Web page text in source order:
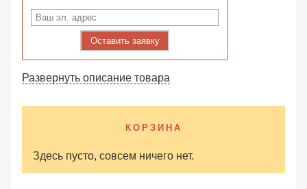
Оставить заявку
Развернуть описание товара
КОРЗИНА
Здесь пусто, совсем ничего нет.